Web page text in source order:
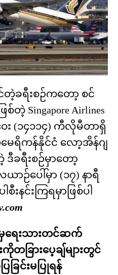
င်တဲ့ခရီးစဉ်ကတော့ စင်
တဲ့ Singapore Airlines
း (၁၄၁၁၄) ကီလိုမီတာရှိ
ရိကန်နိုင်ငံ လော့အိန်ဂျ
ခရီးစဉ်မှာတော့
ဉ်ပေါ်မှာ (၁၇) နာရီ
နင်းကြရမှာဖြစ်ပါ
မှရေးသားတင်ဆက်
တခြားပေ့ချ်များတွင်
ခြင်းမပြုရန်